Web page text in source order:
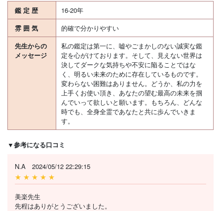
鑑 定 歴
16-20年
雰 囲 気
的確で分かりやすい
先生からの
メッセージ
私の鑑定は第一に、嘘やごまかしのない誠実な鑑
定を心がけております。そして、見えない世界は
決してダークな気持ちや不安に陥ることではな
く、明るい未来のために存在しているものです。
変わらない困難はありません。どうか、私の力を
上手くお使い頂き、あなたの望む最高の未来を掴
んでいって欲しいと願います。もちろん、どんな
時でも、全身全霊であなたと共に歩んでいきま
す。
▼参考になる口コミ
N.A 2024/05/12 22:29:15
★ ★ ★ ★ ★
美楽先生
先程はありがとうございました。